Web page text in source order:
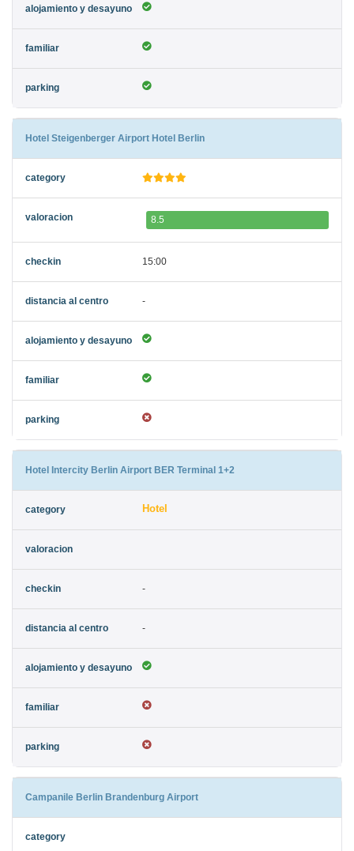
Hotel Steigenberger Airport Hotel Berlin
8.5
15:00
-
Hotel Intercity Berlin Airport BER Terminal 1+2
Hotel
-
-
Campanile Berlin Brandenburg Airport